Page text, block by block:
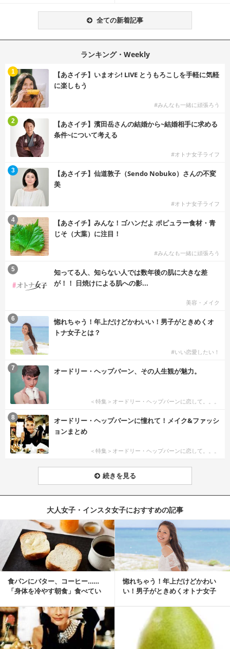
全ての新着記事
ランキング・Weekly
【あさイチ】いまオシ! LIVE とうもろこしを手軽に気軽
に楽しもう
#みんなも一緒に頑張ろう
1
【あさイチ】濱田岳さんの結婚から~結婚相手に求める
条件~について考える
#オトナ女子ライフ
2
【あさイチ】仙道敦子（Sendo Nobuko）さんの不変
美
#オトナ女子ライフ
3
【あさイチ】みんな！ゴハンだよ ポピュラー食材・青
じそ（大葉）に注目！
#みんなも一緒に頑張ろう
4
知ってる人、知らない人では数年後の肌に大きな差
が！！ 日焼けによる肌への影...
美容・メイク
5
惚れちゃう！年上だけどかわいい！男子がときめくオ
トナ女子とは？
#いい恋愛したい！
6
オードリー・ヘップバーン、その人生観が魅力。
＜特集＞オードリー・ヘップバーンに恋して。。。
7
オードリー・ヘップバーンに憧れて！メイク&ファッシ
ョンまとめ
＜特集＞オードリー・ヘップバーンに恋して。。。
8
続きを見る
大人女子・インスタ女子におすすめの記事
食パンにバター、コーヒー……
「身体を冷やす朝食」食べてい
惚れちゃう！年上だけどかわい
い！男子がときめくオトナ女子